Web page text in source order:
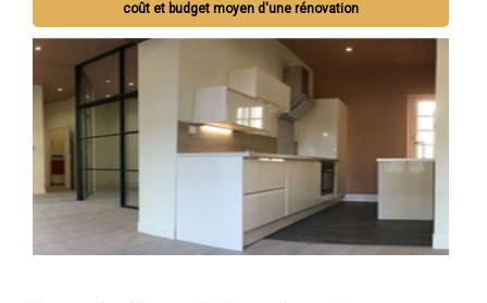
coût et budget moyen d'une rénovation